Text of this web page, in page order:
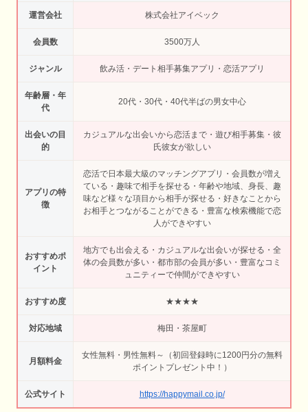
運営会社 株式会社アイベック
会員数 3500万人
ジャンル 飲み活・デート相手募集アプリ・恋活アプリ
年齢層・年
代
20代・30代・40代半ばの男女中心
出会いの目
的
カジュアルな出会いから恋活まで・遊び相手募集・彼
氏彼女が欲しい
アプリの特
徴
恋活で日本最大級のマッチングアプリ・会員数が増え
ている・趣味で相手を探せる・年齢や地域、身長、趣
味など様々な項目から相手が探せる・好きなことから
お相手とつながることができる・豊富な検索機能で恋
人ができやすい
おすすめポ
イント
地方でも出会える・カジュアルな出会いが探せる・全
体の会員数が多い・都市部の会員が多い・豊富なコミ
ュニティーで仲間ができやすい
おすすめ度 ★★★★
対応地域 梅田・茶屋町
月額料金
女性無料・男性無料～（初回登録時に1200円分の無料
ポイントプレゼント中！）
公式サイト https://happymail.co.jp/